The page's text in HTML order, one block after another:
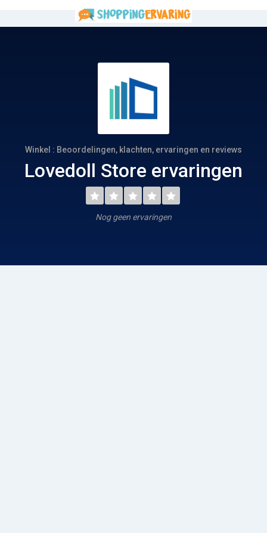
Winkel : Beoordelingen, klachten, ervaringen en reviews
Lovedoll Store ervaringen
Nog geen ervaringen